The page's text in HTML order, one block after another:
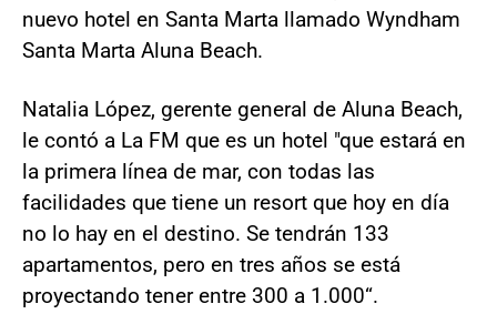
nuevo hotel en Santa Marta llamado Wyndham
Santa Marta Aluna Beach.
Natalia López, gerente general de Aluna Beach,
le contó a La FM que es un hotel "que estará en
la primera línea de mar, con todas las
facilidades que tiene un resort que hoy en día
no lo hay en el destino. Se tendrán 133
apartamentos, pero en tres años se está
proyectando tener entre 300 a 1.000“.